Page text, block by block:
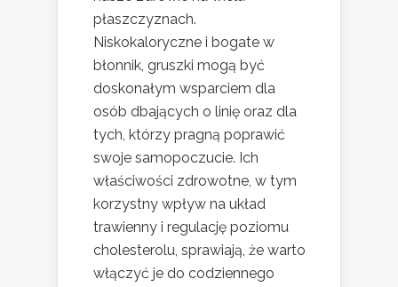
płaszczyznach.
Niskokaloryczne i bogate w
błonnik, gruszki mogą być
doskonałym wsparciem dla
osób dbających o linię oraz dla
tych, którzy pragną poprawić
swoje samopoczucie. Ich
właściwości zdrowotne, w tym
korzystny wpływ na układ
trawienny i regulację poziomu
cholesterolu, sprawiają, że warto
włączyć je do codziennego